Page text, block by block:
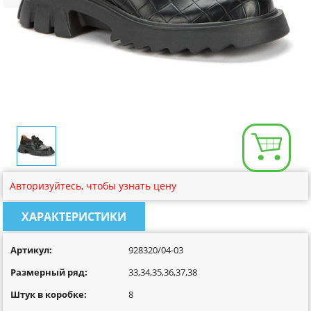
Размерная сетка
Контакты
Авторизуйтесь, чтобы узнать цену
ХАРАКТЕРИСТИКИ
Артикул:
Размерный ряд:
Штук в коробке:
928320/04-03
33,34,35,36,37,38
8